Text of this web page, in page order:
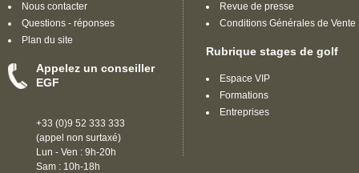
Nous contacter
Questions - réponses
Plan du site
Appelez un conseiller
EGF
+33 (0)9 52 333 333
(appel non surtaxé)
Lun - Ven : 9h-20h
Sam : 10h-18h
Revue de presse
Conditions Générales de Vente
Rubrique stages de golf
Espace VIP
Formations
Entreprises